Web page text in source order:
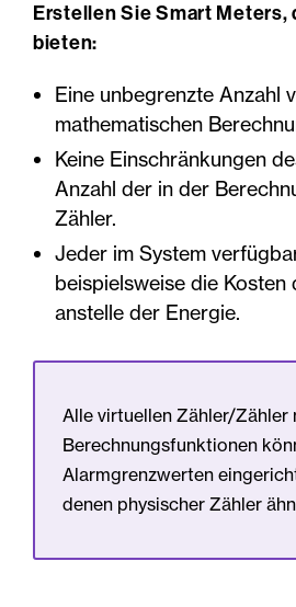
Erstellen Sie Smart Meters,
bieten:
Eine unbegrenzte Anzahl
mathematischen
Keine Einschränkungen
Anzahl der in der
Zähler.
Jeder im System
beispielsweise die Kosten
anstelle der Energie.
Alle virtuellen Zähler/Zähler
Berechnungsfunktionen
Alarmgrenzwerten
denen physischer Zähler